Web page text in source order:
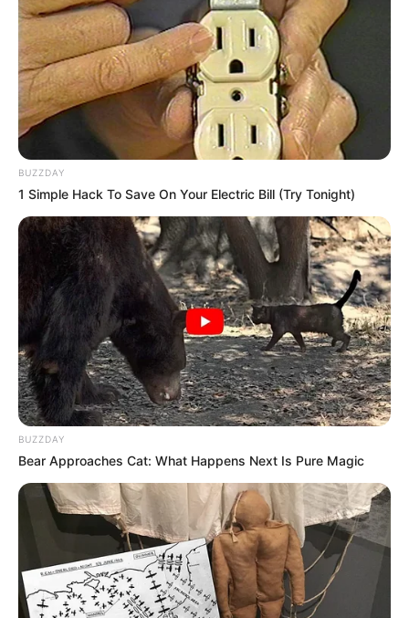
BUZZDAY
1 Simple Hack To Save On Your Electric Bill (Try Tonight)
BUZZDAY
Bear Approaches Cat: What Happens Next Is Pure Magic